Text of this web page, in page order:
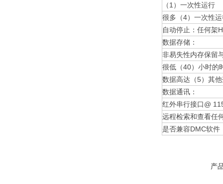
（1）一次性运行
很多（4）一次性
自动停止：任何架
数据存储：
非易失性内存保留
很低（40）小时的
数据高达（5）其
数据通讯：
红外串行接口@
远程检索和查看任
是否兼容DMC软件
产